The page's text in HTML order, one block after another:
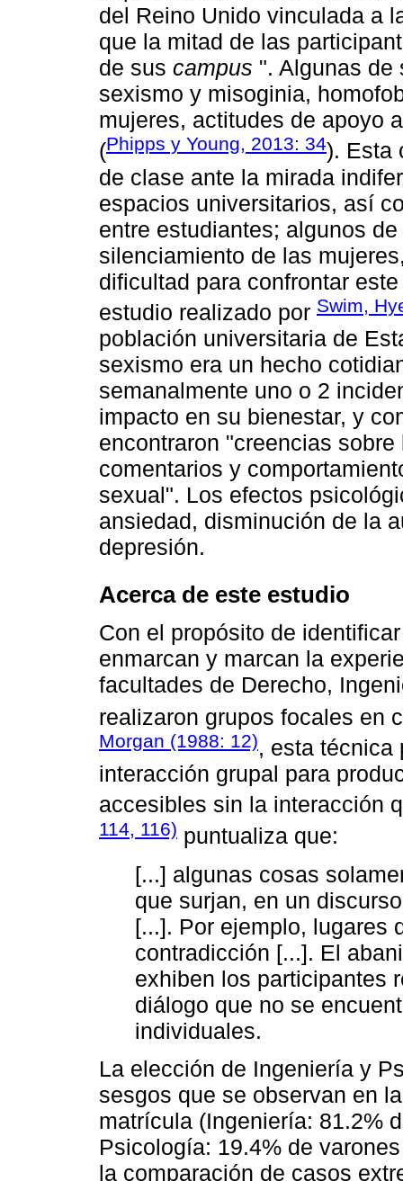
del Reino Unido vinculada a
que la mitad de las
de sus campus ". Algunas de
sexismo y misoginia,
mujeres, actitudes de apoyo
(Phipps y Young, 2013: 34). Esta
de clase ante la mirada
espacios universitarios, así
entre estudiantes; algunos
silenciamiento de las
dificultad para confrontar
estudio realizado por Swim,
población universitaria de
sexismo era un hecho
semanalmente uno o 2
impacto en su bienestar, y
encontraron "creencias
comentarios y
sexual". Los efectos
ansiedad, disminución de la
depresión.
Acerca de este estudio
Con el propósito de
enmarcan y marcan la
facultades de Derecho,
realizaron grupos focales en
Morgan (1988: 12), esta técnica
interacción grupal para
accesibles sin la interacción
114, 116) puntualiza que:
[...] algunas cosas
que surjan, en un
[...]. Por ejemplo, lugares
contradicción [...]. El
exhiben los participantes
diálogo que no se
individuales.
La elección de Ingeniería y
sesgos que se observan en
matrícula (Ingeniería: 81.2%
Psicología: 19.4% de
la comparación de casos